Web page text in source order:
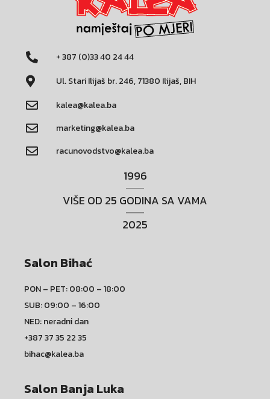
+ 387 (0)33 40 24 44
Ul. Stari Ilijaš br. 246, 71380 Ilijaš, BIH
kalea@kalea.ba
marketing@kalea.ba
racunovodstvo@kalea.ba
1996
VIŠE OD 25 GODINA SA VAMA
2025
Salon Bihać
PON – PET: 08:00 – 18:00
SUB: 09:00 – 16:00
NED: neradni dan
+387 37 35 22 35
bihac@kalea.ba
Salon Banja Luka